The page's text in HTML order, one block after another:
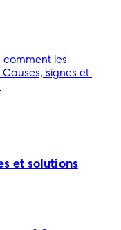
comment les
signes et
et solutions